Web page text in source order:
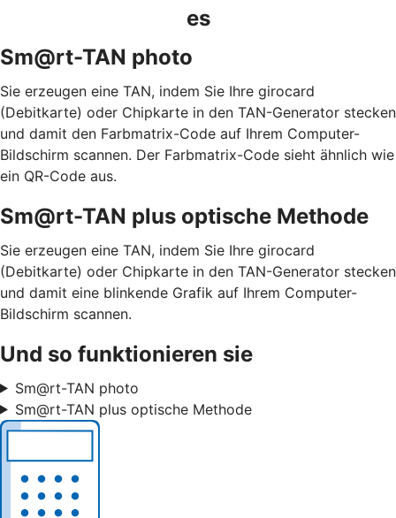
es
Sm@rt-TAN photo
Sie erzeugen eine TAN, indem Sie Ihre girocard
(Debitkarte) oder Chipkarte in den TAN-Generator stecken
und damit den Farbmatrix-Code auf Ihrem Computer-
Bildschirm scannen. Der Farbmatrix-Code sieht ähnlich wie
ein QR-Code aus.
Sm@rt-TAN plus optische Methode
Sie erzeugen eine TAN, indem Sie Ihre girocard
(Debitkarte) oder Chipkarte in den TAN-Generator stecken
und damit eine blinkende Grafik auf Ihrem Computer-
Bildschirm scannen.
Und so funktionieren sie
Sm@rt-TAN photo
Sm@rt-TAN plus optische Methode